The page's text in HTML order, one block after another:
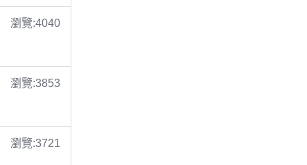
瀏覽:4040
瀏覽:3853
瀏覽:3721